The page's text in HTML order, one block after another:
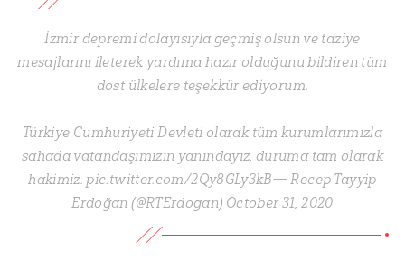
İzmir depremi dolayısıyla geçmiş olsun ve taziye
mesajlarını ileterek yardıma hazır olduğunu bildiren tüm
dost ülkelere teşekkür ediyorum.
Türkiye Cumhuriyeti Devleti olarak tüm kurumlarımızla
sahada vatandaşımızın yanındayız, duruma tam olarak
hakimiz. pic.twitter.com/2Qy8GLy3kB— Recep Tayyip
Erdoğan (@RTErdogan) October 31, 2020